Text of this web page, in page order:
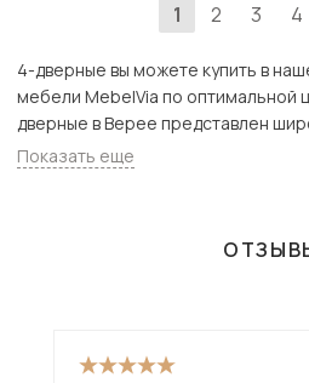
1 2 3 4
4-дверные вы можете купить в
мебели MebelVia по оптимальной цене. В
дверные в Верее представлен
товаров с доставкой в Москве и
Верея. Всего товаров в категории
Показать еще